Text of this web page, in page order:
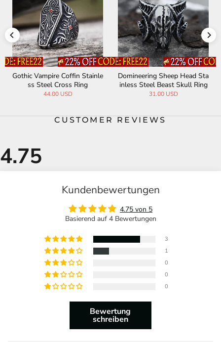
Gothic Vampire Coffin Stainle
ss Steel Cross Ring
44.00 USD
Domineering Sheep Head Sta
inless Steel Beast Skull Ring
31.00 USD
CUSTOMER REVIEWS
Kundenbewertungen
4.75 von 5
Basierend auf 4 Bewertungen
3
1
0
0
0
Bewertung
schreiben